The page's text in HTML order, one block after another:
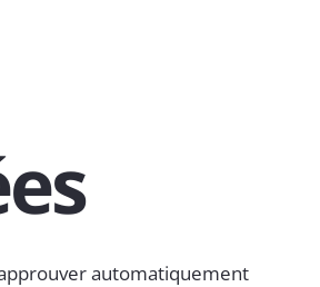
automatiquement